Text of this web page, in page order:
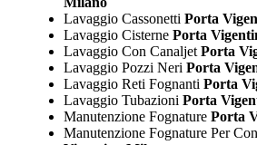
Lavaggio Cassonetti Porta
Lavaggio CisternePorta
Lavaggio Con CanaljetPorta
Lavaggio Pozzi Neri Porta
Lavaggio Reti Fognanti Porta
Lavaggio Tubazioni Porta
Manutenzione FognaturePorta
Manutenzione Fognature Per